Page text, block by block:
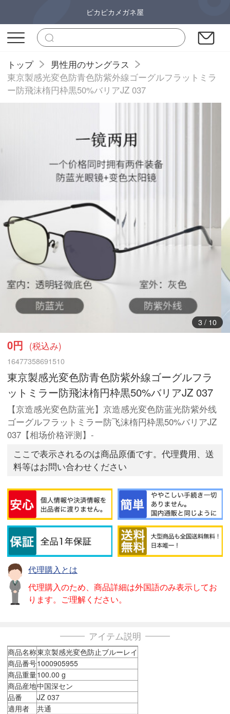
ピカピカメガネ屋
トップ
男性用のサングラス
東京製感光変色防青色防紫外線ゴーグルフラットミラ
ー防飛沫楕円枠黒50%バリアJZ 037
3/ 10
0円 (税込み)
16477358691510
東京製感光変色防青色防紫外線ゴーグルフラ
ットミラー防飛沫楕円枠黒50%バリアJZ 037
【京造感光変色防蓝光】京造感光変色防蓝光防紫外线
ゴーグルフラットミラー防飞沫楕円枠黒50%バリアJZ
037【相场价格评测】-
ここで表示されるのは商品原価です。代理費用、送
料等はお問い合わせください
代理購入とは
代理購入のため、商品詳細は外国語のみ表示してお
ります。ご理解ください。
アイテム説明
商品名称東京製感光変色防止ブルーレイ
商品番号1000905955
商品重量100.00 g
商品産地中国深セン
品番
JZ 037
適用者
共通